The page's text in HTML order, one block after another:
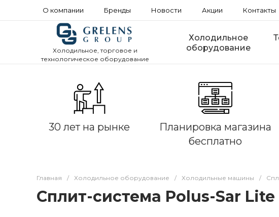
О компании Бренды Новости Акции Контакты
Холодильное, торговое и
технологическое оборудование
Холодильное
оборудование
30 лет на рынке
Планировка магазина
бесплатно
Главная / Холодильное оборудование / Холодильные машины /
Сплит-система Polus-Sar Lite